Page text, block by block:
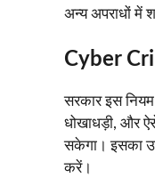
अन्य अपराधों में
Cyber
सरकार इस
धोखाधड़ी, और
सकेगा। इसका
करें।